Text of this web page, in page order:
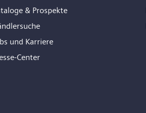
& Prospekte
und Karriere
Center